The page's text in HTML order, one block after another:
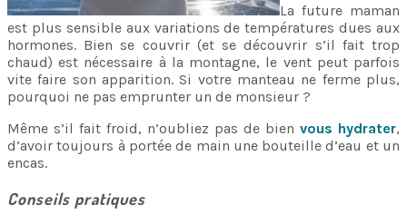
La future maman
est plus sensible aux variations de températures dues aux
hormones. Bien se couvrir (et se découvrir s’il fait trop
chaud) est nécessaire à la montagne, le vent peut parfois
vite faire son apparition. Si votre manteau ne ferme plus,
pourquoi ne pas emprunter un de monsieur ?
Même s’il fait froid, n’oubliez pas de bien vous hydrater,
d’avoir toujours à portée de main une bouteille d’eau et un
encas.
Conseils pratiques